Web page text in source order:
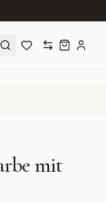
mit